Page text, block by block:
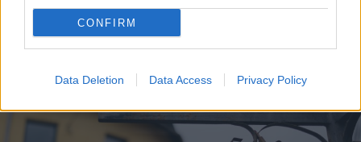
CONFIRM
Data Deletion Data Access Privacy Policy